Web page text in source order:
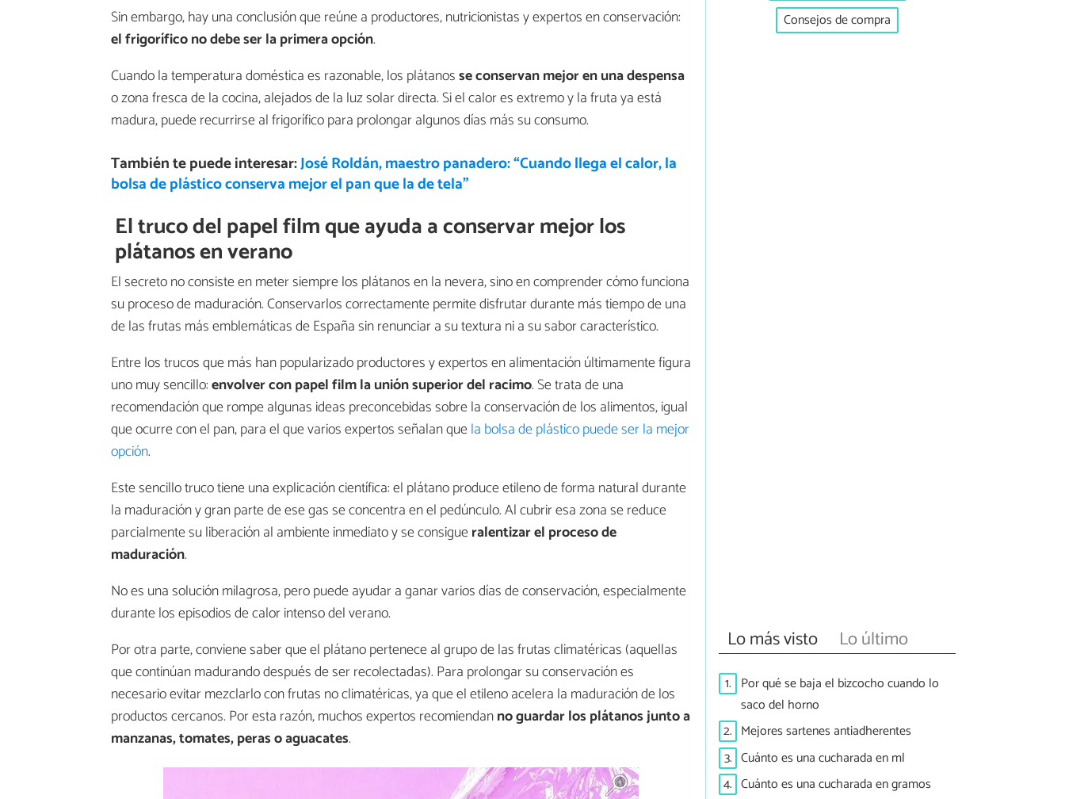
Sin embargo, hay una conclusión que reúne a productores, nutricionistas y expertos en conservación:
el frigorífico no debe ser la primera opción.
Cuando la temperatura doméstica es razonable, los plátanosse conservan mejor en una despensa
o zona fresca de la cocina, alejados de la luz solar directa. Si el calor es extremo y la fruta ya está
madura, puede recurrirse al frigorífico para prolongar algunos días más su consumo.
También te puede interesar:José Roldán, maestro panadero: “Cuando llega el calor, la
bolsa de plástico conserva mejor el pan que la de tela”
El truco del papel film que ayuda a conservar mejor los
plátanos en verano
El secreto no consiste en meter siempre los plátanos en la nevera, sino en comprender cómo funciona
su proceso de maduración. Conservarlos correctamente permite disfrutar durante más tiempo de una
de las frutas más emblemáticas de España sin renunciar a su textura ni a su sabor característico.
Entre los trucos que más han popularizado productores y expertos en alimentación últimamente figura
uno muy sencillo:envolver con papel film la unión superior del racimo. Se trata de una
recomendación que rompe algunas ideas preconcebidas sobre la conservación de los alimentos, igual
que ocurre con el pan, para el que varios expertos señalan quela bolsa de plástico puede ser la mejor
opción.
Este sencillo truco tiene una explicación científica: el plátano produce etileno de forma natural durante
la maduración y gran parte de ese gas se concentra en el pedúnculo. Al cubrir esa zona se reduce
parcialmente su liberación al ambiente inmediato y se consigueralentizar el proceso de
maduración.
No es una solución milagrosa, pero puede ayudar a ganar varios días de conservación, especialmente
durante los episodios de calor intenso del verano.
Por otra parte, conviene saber que el plátano pertenece al grupo de las frutas climatéricas (aquellas
que continúan madurando después de ser recolectadas). Para prolongar su conservación es
necesario evitar mezclarlo con frutas no climatéricas, ya que el etileno acelera la maduración de los
productos cercanos. Por esta razón, muchos expertos recomiendanno guardar los plátanos junto a
manzanas, tomates, peras o aguacates.
Consejos de compra
Lo más visto Lo último
1. Por qué se baja el bizcocho cuando lo
saco del horno
2. Mejores sartenes antiadherentes
3. Cuánto es una cucharada en ml
4. Cuánto es una cucharada en gramos